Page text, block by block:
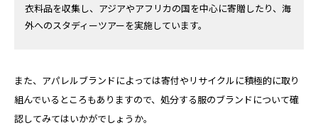
衣料品を収集し、アジアやアフリカの国を中心に寄贈したり、海
外へのスタディーツアーを実施しています。
また、アパレルブランドによっては寄付やリサイクルに積極的に取り
組んでいるところもありますので、処分する服のブランドについて確
認してみてはいかがでしょうか。